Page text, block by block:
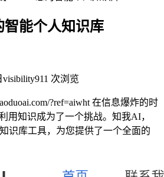
能个人知识库
visibility911 次浏览
?ref=aiwht 在信息爆炸的时
用知识成为了一个挑战。知我AI，
识库工具，为您提供了一个全面的